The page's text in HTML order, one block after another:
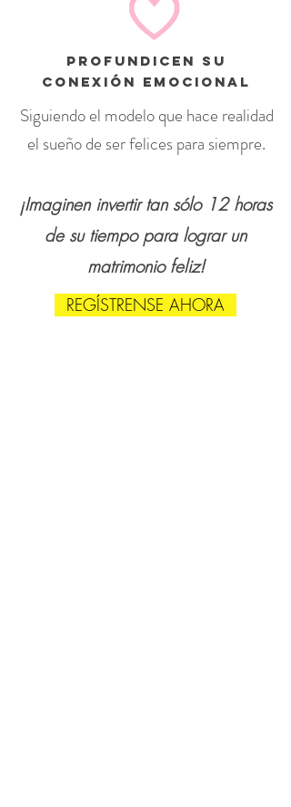
¡Imaginen invertir tan sólo 12 horas
de su tiempo para lograr un
matrimonio feliz!
REGÍSTRENSE AHORA
ProfundiCEN SU
conexión emocional
Siguiendo el modelo que hace realidad
el sueño de ser felices para siempre.